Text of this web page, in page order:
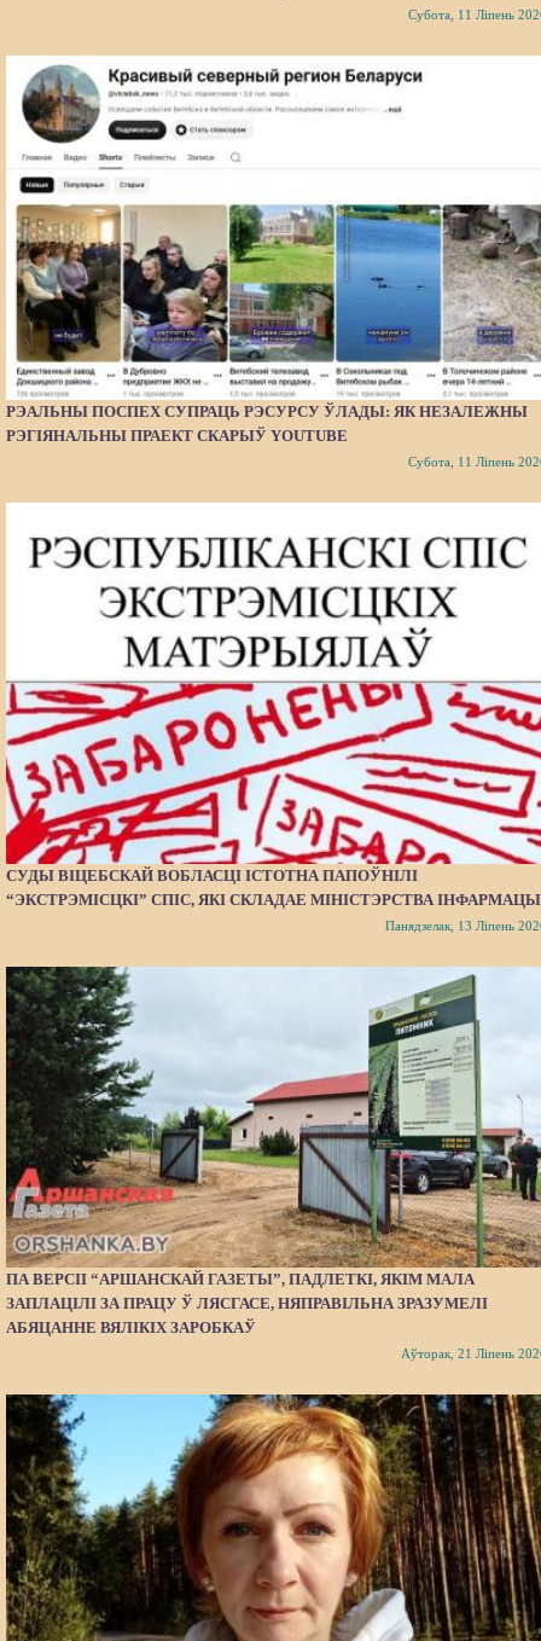
Субота, 11 Ліпень
РЭАЛЬНЫ ПОСПЕХ СУПРАЦЬ РЭСУРСУ ЎЛАДЫ: ЯК НЕЗАЛЕЖНЫ
РЭГІЯНАЛЬНЫ ПРАЕКТ СКАРЫЎ YOUTUBE
Субота, 11 Ліпень
СУДЫ ВІЦЕБСКАЙ ВОБЛАСЦІ ІСТОТНА ПАПОЎНІЛІ
“ЭКСТРЭМІСЦКІ” СПІС, ЯКІ СКЛАДАЕ МІНІСТЭРСТВА
Панядзелак, 13 Ліпень
ПА ВЕРСІІ “АРШАНСКАЙ ГАЗЕТЫ”, ПАДЛЕТКІ, ЯКІМ МАЛА
ЗАПЛАЦІЛІ ЗА ПРАЦУ Ў ЛЯСГАСЕ, НЯПРАВІЛЬНА ЗРАЗУМЕЛІ
АБЯЦАННЕ ВЯЛІКІХ ЗАРОБКАЎ
Аўторак, 21 Ліпень